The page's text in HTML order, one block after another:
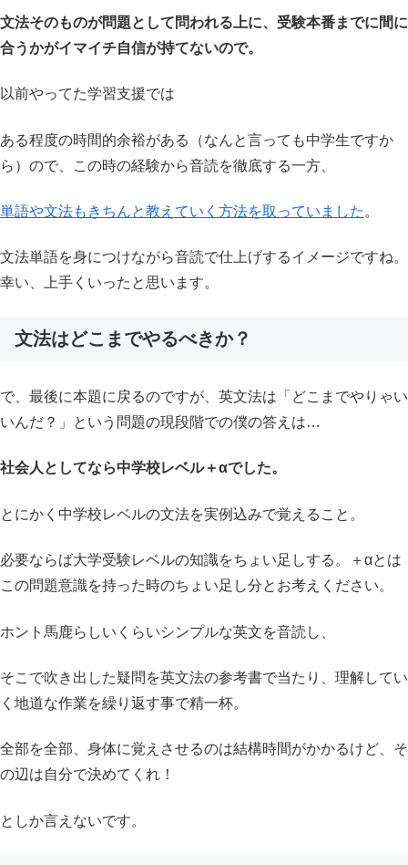
文法そのものが問題として問われる上に、受験本番までに間に
合うかがイマイチ自信が持てないので。
以前やってた学習支援では
ある程度の時間的余裕がある（なんと言っても中学生ですか
ら）ので、この時の経験から音読を徹底する一方、
単語や文法もきちんと教えていく方法を取っていました 。
文法単語を身につけながら音読で仕上げするイメージですね。
幸い、上手くいったと思います。
文法はどこまでやるべきか？
で、最後に本題に戻るのですが、英文法は「どこまでやりゃい
いんだ？」という問題の現段階での僕の答えは…
社会人としてなら中学校レベル＋αでした。
とにかく中学校レベルの文法を実例込みで覚えること。
必要ならば大学受験レベルの知識をちょい足しする。＋αとは
この問題意識を持った時のちょい足し分とお考えください。
ホント馬鹿らしいくらいシンプルな英文を音読し、
そこで吹き出した疑問を英文法の参考書で当たり、理解してい
く地道な作業を繰り返す事で精一杯。
全部を全部、身体に覚えさせるのは結構時間がかかるけど、そ
の辺は自分で決めてくれ！
としか言えないです。